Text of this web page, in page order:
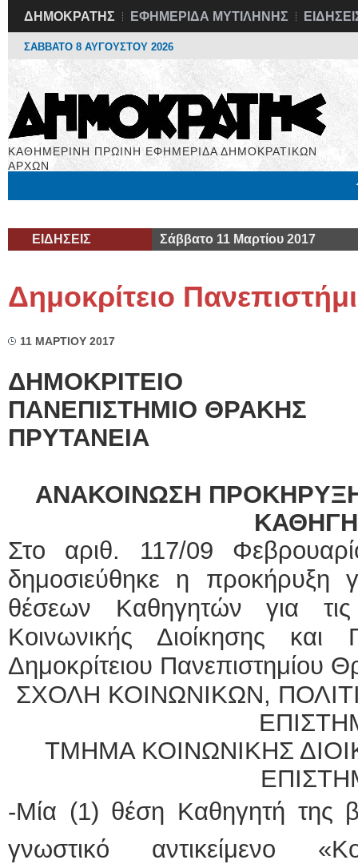
ΔΗΜΟΚΡΑΤΗΣ ΕΦΗΜΕΡΙΔΑ ΜΥΤΙΛΗΝΗΣ
ΣΑΒΒΑΤΟ 8 ΑΥΓΟΥΣΤΟΥ 2026
ΚΑΘΗΜΕΡΙΝΗ ΠΡΩΙΝΗ ΕΦΗΜΕΡΙΔΑ ΔΗΜΟΚΡΑΤΙΚΩΝ
ΑΡΧΩΝ
ΕΙΔΗΣΕΙΣ Σάββατο 11 Μαρτίου 2017
Δημοκρίτειο
11 ΜΑΡΤΙΟΥ 2017
ΔΗΜΟΚΡΙΤΕΙΟ
ΠΑΝΕΠΙΣΤΗΜΙΟ ΘΡΑΚΗΣ
ΠΡΥΤΑΝΕΙΑ
ΑΝΑΚΟΙΝΩΣΗ
Στο αριθ. 117/09
δημοσιεύθηκε η
θέσεων Καθηγητών για
Κοινωνικής Διοίκησης και
Δημοκρίτειου Πανεπιστημίου
ΣΧΟΛΗ ΚΟΙΝΩΝΙΚΩΝ,
ΤΜΗΜΑ ΚΟΙΝΩΝΙΚΗΣ
-Μία (1) θέση Καθηγητή της
γνωστικό αντικείμενο